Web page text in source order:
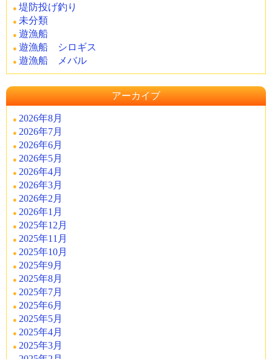
堤防投げ釣り
未分類
遊漁船
遊漁船 シロギス
遊漁船 メバル
アーカイブ
2026年8月
2026年7月
2026年6月
2026年5月
2026年4月
2026年3月
2026年2月
2026年1月
2025年12月
2025年11月
2025年10月
2025年9月
2025年8月
2025年7月
2025年6月
2025年5月
2025年4月
2025年3月